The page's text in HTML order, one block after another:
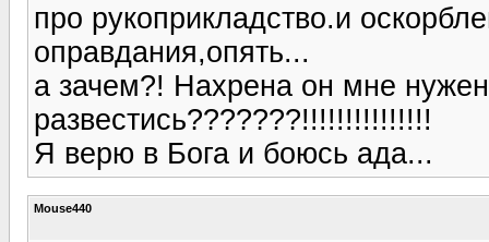
про рукоприкладство.и
оправдания,опять...
а зачем?! Нахрена он мне
развестись???????!!!!!!!!!!!!!!!
Я верю в Бога и боюсь ада...
Mouse440